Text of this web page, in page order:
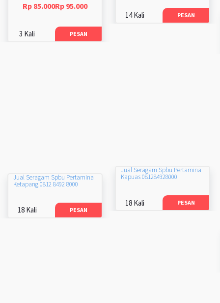
Rp 85.000Rp 95.000
3 Kali PESAN
14 Kali PESAN
Jual Seragam Spbu Pertamina
Kapuas 081284928000
18 Kali PESAN
Jual Seragam Spbu Pertamina
Ketapang 0812 8492 8000
18 Kali PESAN